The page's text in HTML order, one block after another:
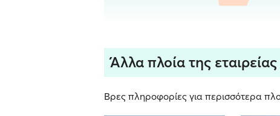
Άλλα πλοία της
Βρες πληροφορίες για περισσότερα